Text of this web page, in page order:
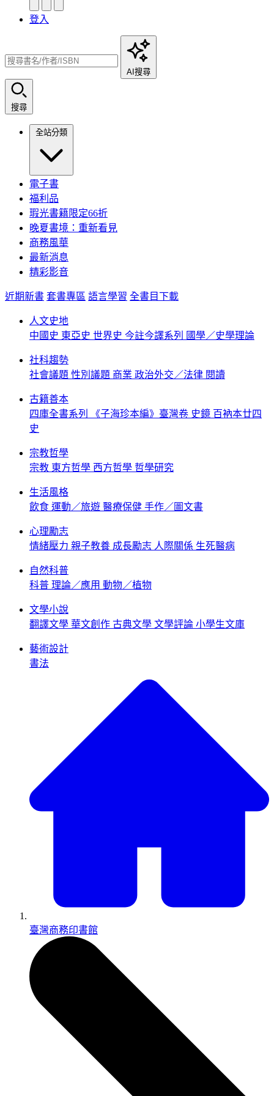
登入
AI搜尋
搜尋
全站分類
電子書
福利品
瑕光書籍限定66折
晚夏書境：重新看見
商務風華
最新消息
精彩影音
近期新書 套書專區 語言學習 全書目下載
人文史地
中國史 東亞史 世界史 今註今譯系列 國學／史學理論
社科趨勢
社會議題 性別議題 商業 政治外交／法律 閱讀
古籍善本
四庫全書系列
《子海珍本編》臺灣卷 史鏡 百衲本廿四
史
宗教哲學
宗教 東方哲學 西方哲學 哲學研究
生活風格
飲食 運動／旅遊 醫療保健 手作／圖文書
心理勵志
情緒壓力 親子教養 成長勵志 人際關係 生死醫病
自然科普
科普 理論／應用 動物／植物
文學小說
翻譯文學 華文創作 古典文學 文學評論 小學生文庫
藝術設計
書法
臺灣商務印書館